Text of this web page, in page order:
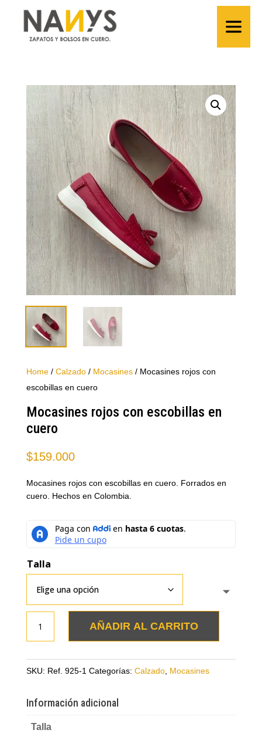
Home/ Calzado/ Mocasines/ Mocasines rojos con
escobillas en cuero
Mocasines rojos con escobillas en
cuero
$159.000
Mocasines rojos con escobillas en cuero. Forrados en
cuero. Hechos en Colombia.
Talla
escobillas
cuero
cantidad
AÑADIR AL CARRITO
SKU: Ref. 925-1 Categorías: Calzado, Mocasines
Información adicional
Talla